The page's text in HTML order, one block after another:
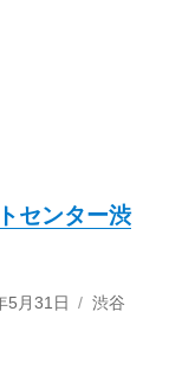
センター渋
5月31日
カ
渋谷